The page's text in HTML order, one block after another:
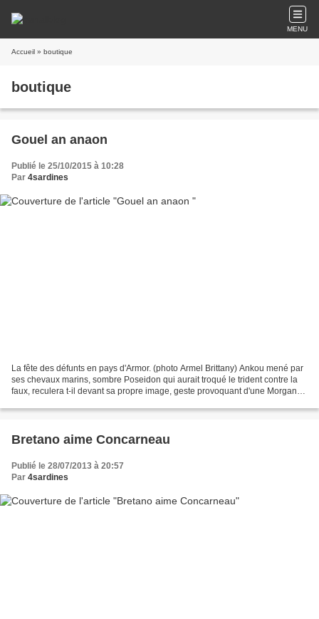
MENU
Accueil » boutique
boutique
Gouel an anaon
Publié le 25/10/2015 à 10:28
Par 4sardines
La fête des défunts en pays d'Armor. (photo Armel Brittany) Ankou mené par
ses chevaux marins, sombre Poseidon qui aurait troqué le trident contre la
faux, reculera t-il devant sa propre image, geste provoquant d'une Morganez
Bretano aime Concarneau
Publié le 28/07/2013 à 20:57
Par 4sardines